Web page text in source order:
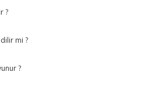
?
mi ?
?